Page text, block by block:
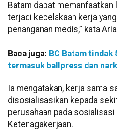
Batam dapat memanfaatkan
terjadi kecelakaan kerja
penanganan medis,” kata
Baca juga: BC Batam tindak
termasuk ballpress dan
Ia mengatakan, kerja sama
disosialisasikan kepada
perusahaan pada sosialisasi
Ketenagakerjaan.